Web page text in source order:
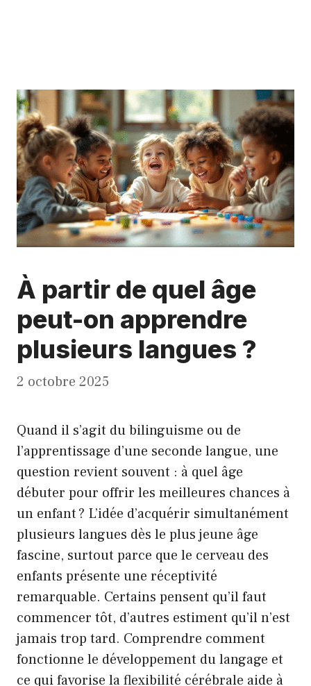
À partir de quel âge
peut-on apprendre
plusieurs langues ?
2 octobre 2025
Quand il s’agit du bilinguisme ou de
l’apprentissage d’une seconde langue, une
question revient souvent : à quel âge
débuter pour offrir les meilleures chances à
un enfant ? L’idée d’acquérir simultanément
plusieurs langues dès le plus jeune âge
fascine, surtout parce que le cerveau des
enfants présente une réceptivité
remarquable. Certains pensent qu’il faut
commencer tôt, d’autres estiment qu’il n’est
jamais trop tard. Comprendre comment
fonctionne le développement du langage et
ce qui favorise la flexibilité cérébrale aide à